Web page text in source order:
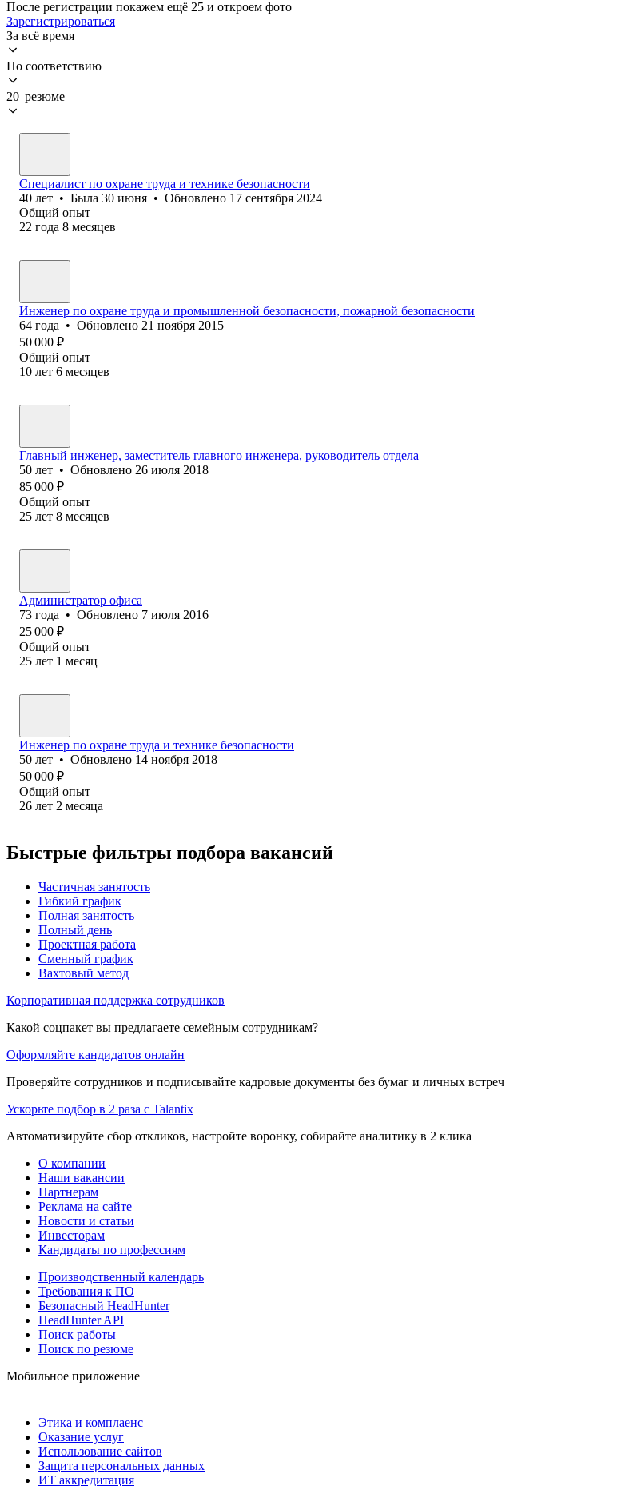
После регистрации покажем ещё 25 и откроем фото
Зарегистрироваться
За всё время
По соответствию
20 резюме
Специалист по охране труда и технике безопасности
40 лет • Была 30 июня • Обновлено 17 сентября 2024
Общий опыт
22 года 8 месяцев
Инженер по охране труда и промышленной безопасности, пожарной безопасности
64 года • Обновлено 21 ноября 2015
50 000 ₽
Общий опыт
10 лет 6 месяцев
Главный инженер, заместитель главного инженера, руководитель отдела
50 лет • Обновлено 26 июля 2018
85 000 ₽
Общий опыт
25 лет 8 месяцев
Администратор офиса
73 года • Обновлено 7 июля 2016
25 000 ₽
Общий опыт
25 лет 1 месяц
Инженер по охране труда и технике безопасности
50 лет • Обновлено 14 ноября 2018
50 000 ₽
Общий опыт
26 лет 2 месяца
Быстрые фильтры подбора вакансий
Частичная занятость
Гибкий график
Полная занятость
Полный день
Проектная работа
Сменный график
Вахтовый метод
Корпоративная поддержка сотрудников
Какой соцпакет вы предлагаете семейным сотрудникам?
Оформляйте кандидатов онлайн
Проверяйте сотрудников и подписывайте кадровые документы без бумаг и личных встреч
Ускорьте подбор в 2 раза с Talantix
Автоматизируйте сбор откликов, настройте воронку, собирайте аналитику в 2 клика
О компании
Наши вакансии
Партнерам
Реклама на сайте
Новости и статьи
Инвесторам
Кандидаты по профессиям
Производственный календарь
Требования к ПО
Безопасный HeadHunter
HeadHunter API
Поиск работы
Поиск по резюме
Мобильное приложение
Этика и комплаенс
Оказание услуг
Использование сайтов
Защита персональных данных
ИТ аккредитация